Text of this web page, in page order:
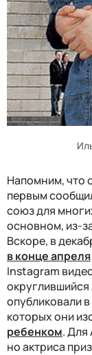
Напомним, что
первым
союз для
основном, из-
Вскоре, в
в конце апреля
Instagram
округлившийся
опубликовали
которых они
ребенком. Для
но актриса